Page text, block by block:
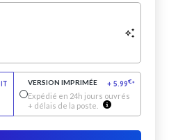
VERSION IMPRIMÉE + 5.99€*
Expédié en 24h jours ouvrés
+ délais de la poste.